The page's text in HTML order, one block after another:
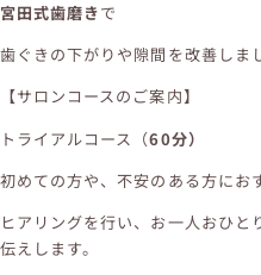
宮田式歯磨きで
歯ぐきの下がりや隙間を改善しま
【サロンコースのご案内】
トライアルコース（60分）
初めての方や、不安のある方にお
ヒアリングを行い、お一人おひ
伝えします。